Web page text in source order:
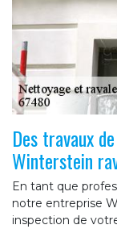
Des travaux
Winterstein
En tant que
notre entreprise
inspection de